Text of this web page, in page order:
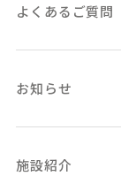
よくあるご質問
お知らせ
施設紹介